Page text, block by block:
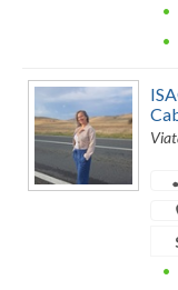
Covasna
Dambovita